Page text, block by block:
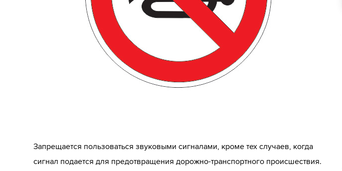
Запрещается пользоваться звуковыми сигналами, кроме тех случаев, когда
сигнал подается для предотвращения дорожно-транспортного происшествия.